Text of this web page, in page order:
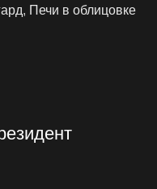
, Печи в облицовке